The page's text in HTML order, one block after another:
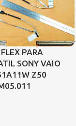
PARA
SONY VAIO
Z50